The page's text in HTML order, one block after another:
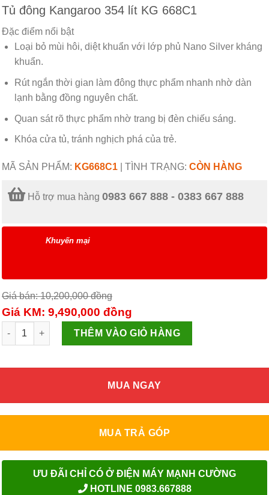
Tủ đông Kangaroo 354 lít KG 668C1
Đặc điểm nổi bật
Loại bỏ mùi hôi, diệt khuẩn với lớp phủ Nano Silver kháng
khuẩn.
Rút ngắn thời gian làm đông thực phẩm nhanh nhờ dàn
lạnh bằng đồng nguyên chất.
Quan sát rõ thực phẩm nhờ trang bị đèn chiếu sáng.
Khóa cửa tủ, tránh nghịch phá của trẻ.
MÃ SẢN PHẨM: KG668C1 TÌNH TRẠNG: CÒN HÀNG
Hỗ trợ mua hàng 0983 667 888 - 0383 667 888
Khuyến mại
Giá bán: 10,200,000đồng
Giá KM: 9,490,000 đồng
Tủ đông Kangaroo 354 lít KG 668C1 số lượng
THÊM VÀO GIỎ HÀNG
MUA NGAY
MUA TRẢ GÓP
ƯU ĐÃI CHỈ CÓ Ở ĐIỆN MÁY MẠNH CƯỜNG
HOTLINE 0983.667888